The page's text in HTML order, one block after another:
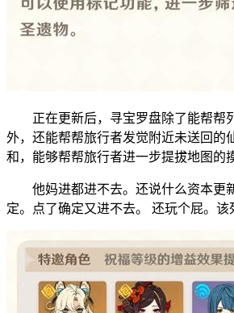
正在更新后，寻宝罗盘除了能帮帮
外，还能帮帮旅行者发觉附近未送回的
和，能够帮帮旅行者进一步提拔地图的
他妈进都进不去。还说什么资本更
定。点了确定又进不去。 还玩个屁。该